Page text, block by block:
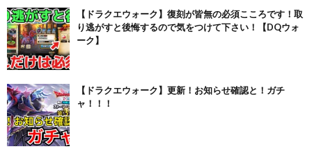
【ドラクエウォーク】復刻が皆無の必須こころです！取
り逃がすと後悔するので気をつけて下さい！【DQウォ
ーク】
【ドラクエウォーク】更新！お知らせ確認と！ガチ
ャ！！！